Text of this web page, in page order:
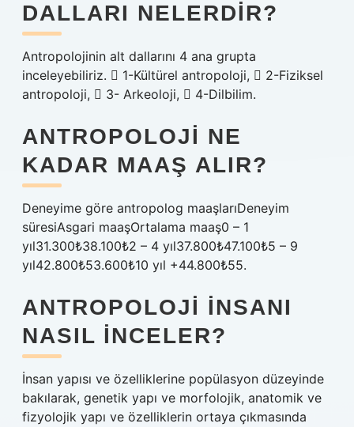
DALLARI NELERDIR?
Antropolojinin alt dallarını 4 ana grupta
inceleyebiliriz.  1-Kültürel antropoloji,  2-Fiziksel
antropoloji,  3- Arkeoloji,  4-Dilbilim.
ANTROPOLOJI NE
KADAR MAAŞ ALIR?
Deneyime göre antropolog maaşlarıDeneyim
süresiAsgari maaşOrtalama maaş0 – 1
yıl31.300₺38.100₺2 – 4 yıl37.800₺47.100₺5 – 9
yıl42.800₺53.600₺10 yıl +44.800₺55.
ANTROPOLOJI INSANI
NASIL INCELER?
İnsan yapısı ve özelliklerine popülasyon düzeyinde
bakılarak, genetik yapı ve morfolojik, anatomik ve
fizyolojik yapı ve özelliklerin ortaya çıkmasında